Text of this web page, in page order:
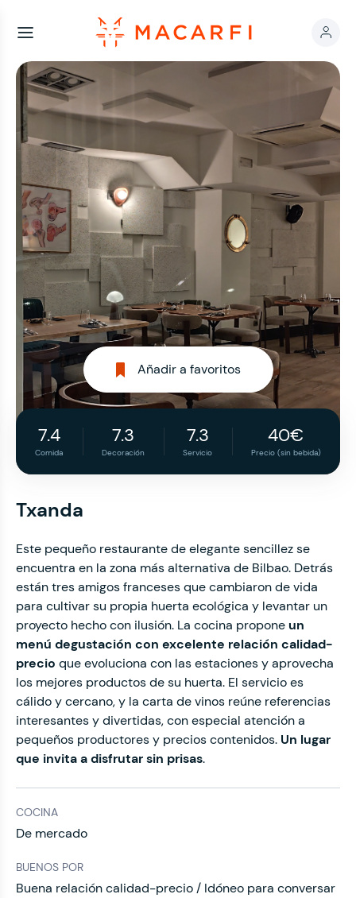
Añadir a favoritos
7.4
Comida
7.3
Decoración
7.3
Servicio
40€
Precio (sin bebida)
Txanda
Este pequeño restaurante de elegante sencillez se
encuentra en la zona más alternativa de Bilbao. Detrás
están tres amigos franceses que cambiaron de vida
para cultivar su propia huerta ecológica y levantar un
proyecto hecho con ilusión. La cocina proponeun
menú degustación con excelente relación calidad-
precio que evoluciona con las estaciones y aprovecha
los mejores productos de su huerta. El servicio es
cálido y cercano, y la carta de vinos reúne referencias
interesantes y divertidas, con especial atención a
pequeños productores y precios contenidos. Un lugar
que invita a disfrutar sin prisas.
COCINA
De mercado
BUENOS POR
Buena relación calidad-precio / Idóneo para conversar